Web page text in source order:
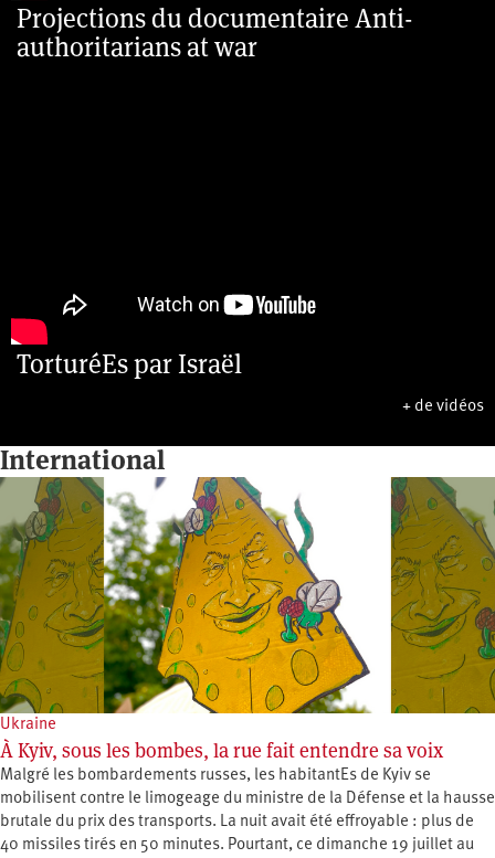
Projections du documentaire Anti-
authoritarians at war
TorturéEs par Israël
+ de vidéos
International
Ukraine
À Kyiv, sous les bombes, la rue fait entendre sa voix
Malgré les bombardements russes, les habitantEs de Kyiv se
mobilisent contre le limogeage du ministre de la Défense et la hausse
brutale du prix des transports. La nuit avait été effroyable : plus de
40 missiles tirés en 50 minutes. Pourtant, ce dimanche 19 juillet au